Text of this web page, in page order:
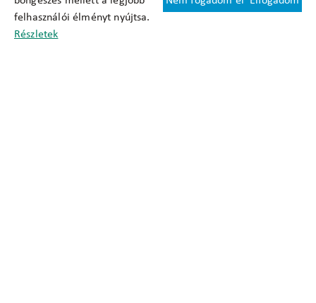
felhasználói élményt nyújtsa.
Részletek
Felhasználási feltételek